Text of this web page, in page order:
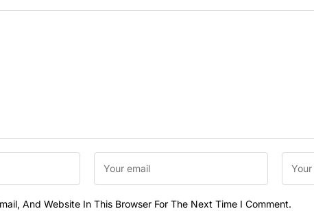
And Website In This Browser For The Next Time I Comment.